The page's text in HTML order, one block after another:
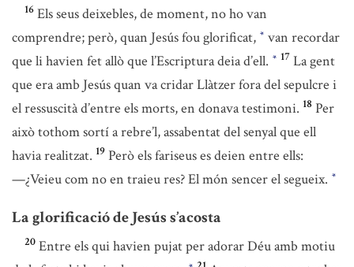
16 Els seus deixebles, de moment, no ho van
comprendre; però, quan Jesús fou glorificat, * van recordar
que li havien fet allò que l’Escriptura deia d’ell. * 17 La gent
que era amb Jesús quan va cridar Llàtzer fora del sepulcre i
el ressuscità d’entre els morts, en donava testimoni. 18 Per
això tothom sortí a rebre’l, assabentat del senyal que ell
havia realitzat. 19 Però els fariseus es deien entre ells:
—¿Veieu com no en traieu res? El món sencer el segueix. *
La glorificació de Jesús s’acosta
20 Entre els qui havien pujat per adorar Déu amb motiu